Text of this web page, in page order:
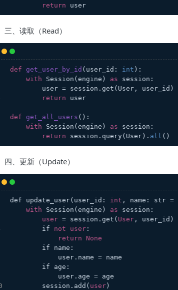
return user
三、读取（Read）
def get_user_by_id ( user_id: int ):
with Session(engine) as session:
        user = session.get(User, user_id)
return user
def get_all_users ():
with Session(engine) as session:
return session.query(User). all ()
四、更新（Update）
def update_user(user_id: int , name: str =
with Session(engine) as session:
user = session.get( User , user_id)
        if
not user :
return
None
        if name:
            user.name
= name
        if age:
            user.age
= age
        session.add(
user )